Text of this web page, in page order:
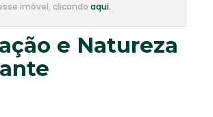
imóvel, clicando aqui.
e Natureza